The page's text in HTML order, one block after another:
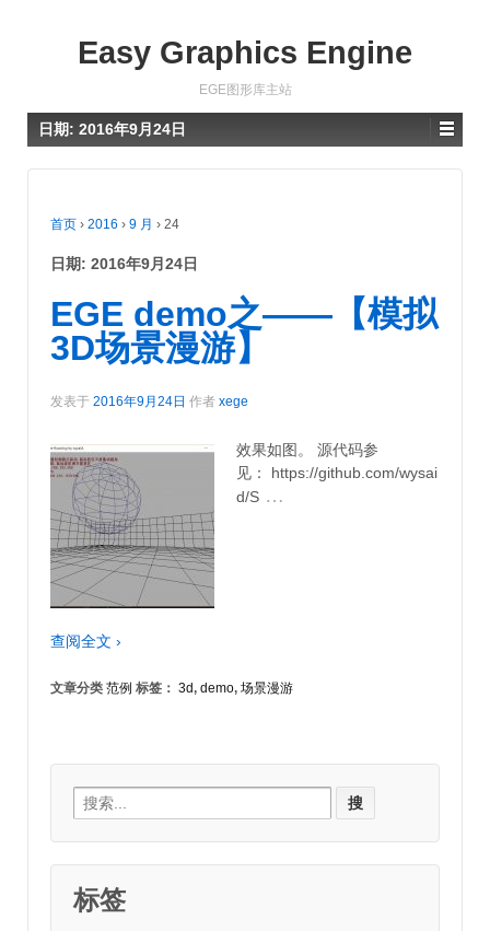
Easy Graphics Engine
EGE图形库主站
日期: 2016年9月24日
首页 › 2016 › 9 月 › 24
日期: 2016年9月24日
EGE demo之——【模拟
3D场景漫游】
发表于 2016年9月24日 作者 xege
效果如图。 源代码参
见： https://github.com/wysai
d/S …
查阅全文 ›
文章分类 范例 标签： 3d, demo, 场景漫游
Search
for:
标签